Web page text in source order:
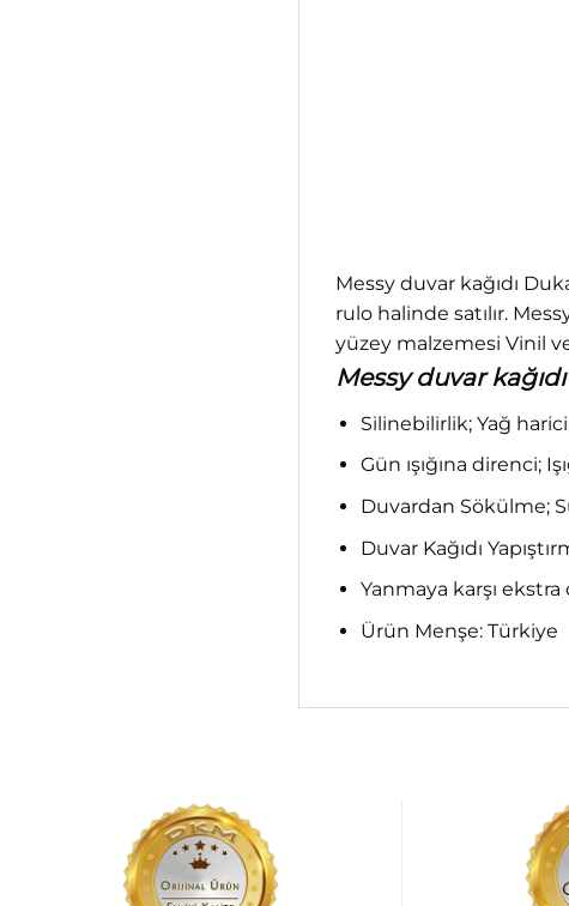
Messy duvar kağıdı
rulo halinde satılır.
yüzey malzemesi Vinil
Messy duvar
Silinebilirlik; Yağ
Gün ışığına direnci;
Duvardan Sökülme;
Duvar Kağıdı
Yanmaya karşı ekstra
Ürün Menşe: Türkiye